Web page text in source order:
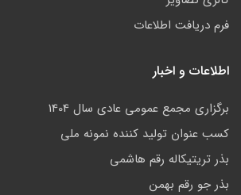
فرم دریافت اطلاعات
اطلاعات و اخبار
برگزاری مجمع عمومی عادی سال 1404
کسب عنوان تولید کننده نمونه ملی
بذر تریتیکاله رقم هاشمی
بذر جو رقم بهمن